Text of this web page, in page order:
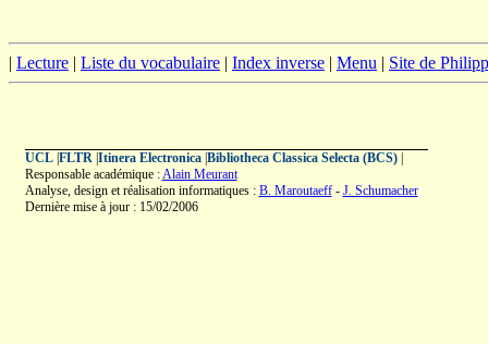
| Lecture | Liste du vocabulaire | Index inverse | Menu | Site de
UCL| FLTR| Itinera Electronica| Bibliotheca Classica Selecta (BCS)|
Responsable académique :Alain Meurant
Analyse, design et réalisation informatiques : B. Maroutaeff- J. Schumacher
Dernière mise à jour : 15/02/2006